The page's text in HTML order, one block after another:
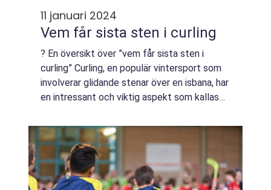
11 januari 2024
Vem får sista sten i curling
? En översikt över ”vem får sista sten i
curling” Curling, en populär vintersport som
involverar glidande stenar över en isbana, har
en intressant och viktig aspekt som kallas
lag i ...